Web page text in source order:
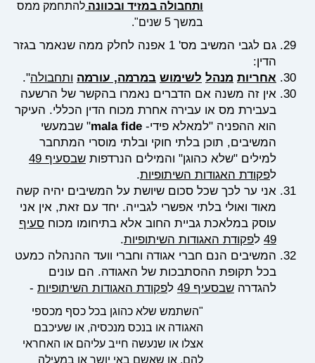
ותחבולה במזיד ובכוונה להתחמק ממס
במשך 5 שנים".
גם לגבי המשיב מס' 1 אפנה לחלק ממה שנאמר בגזר
הדין:
אחריות מנהל לשימוש במרמה, עורמה ותחבולה".
אין זה משנה אם הדברים נאמרו בהקשר של הרשעה
בעבירת מס או עבירה אחרת מכוח הדין הכללי. העיקר
הוא ההפניה "למאלא פידי- mala fide" שבמעשי
המשיבים, תוכן בלתי חוקי ובלתי מוסרי המתחבר
למילים "שלא כהוגן" והמילים הנרדפות שבסעיף 49
לפקודת האגודות השיתופיות.
אני ער לכך שכל סכום שיושת על המשיבים יהיה קשה
מאוד ואולי בלתי אפשרי לגבייה. יחד עם זאת, אין אני
עוסק במלאכת גביית החוב אלא בתיחומו מכוח סעיף
49 לפקודת האגודות השיתופיות.
המשיבים הנם חברי אגודה וחברי וועד ההנהלה כמעט
בכל תקופת ההסתבכות של האגודה. הם עונים
להגדרה שבסעיף 49 לפקודת האגודות השיתופיות -
"השתמש שלא כהוגן בכל כסף מכספי
האגודה או בנכס מנכסיה, או שעיכבם
אצלו או שנעשה חייב עליהם או האחראי
להם, או שאשם באי יושר או במעילה